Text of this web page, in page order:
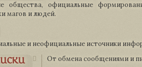
общества, официальные
магов и людей.
и неофициальные источники
От обмена сообщениями и